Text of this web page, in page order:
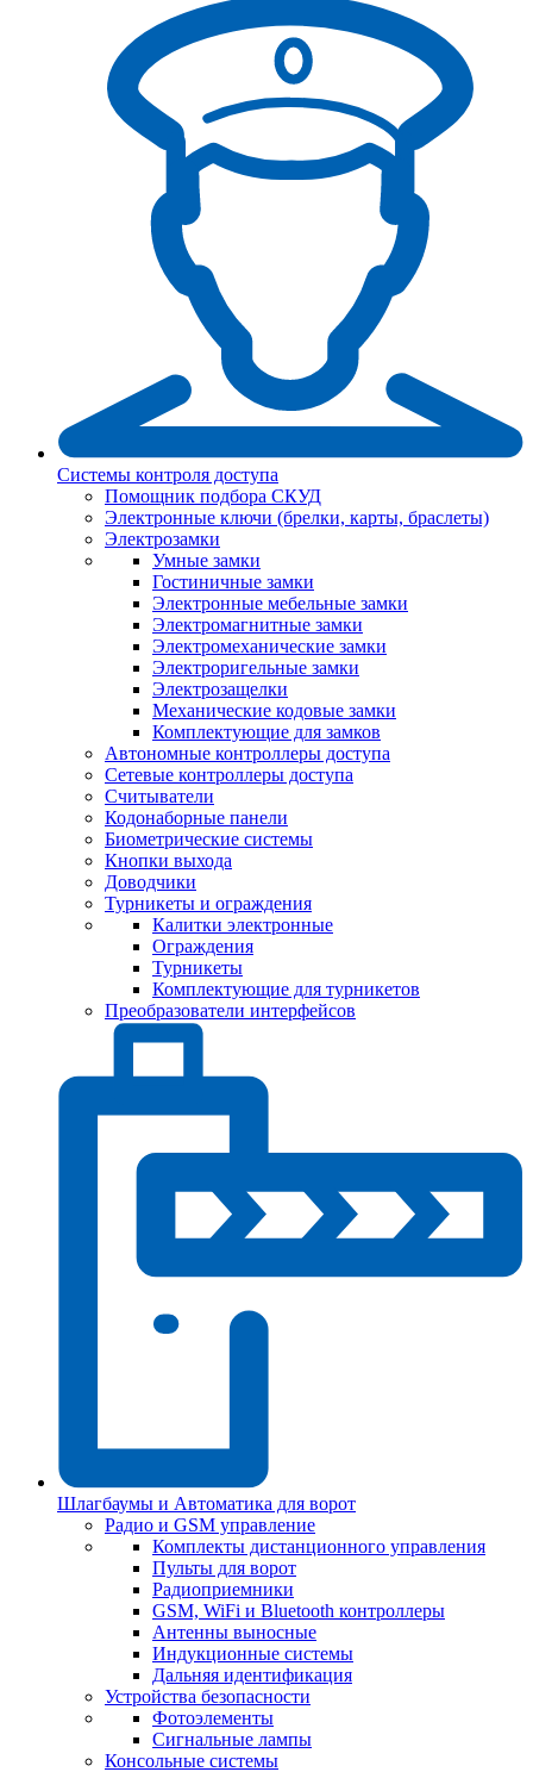
Системы контроля доступа
Помощник подбора СКУД
Электронные ключи (брелки, карты, браслеты)
Электрозамки
Умные замки
Гостиничные замки
Электронные мебельные замки
Электромагнитные замки
Электромеханические замки
Электроригельные замки
Электрозащелки
Механические кодовые замки
Комплектующие для замков
Автономные контроллеры доступа
Сетевые контроллеры доступа
Считыватели
Кодонаборные панели
Биометрические системы
Кнопки выхода
Доводчики
Турникеты и ограждения
Калитки электронные
Ограждения
Турникеты
Комплектующие для турникетов
Преобразователи интерфейсов
Шлагбаумы и Автоматика для ворот
Радио и GSM управление
Комплекты дистанционного управления
Пульты для ворот
Радиоприемники
GSM, WiFi и Bluetooth контроллеры
Антенны выносные
Индукционные системы
Дальняя идентификация
Устройства безопасности
Фотоэлементы
Сигнальные лампы
Консольные системы